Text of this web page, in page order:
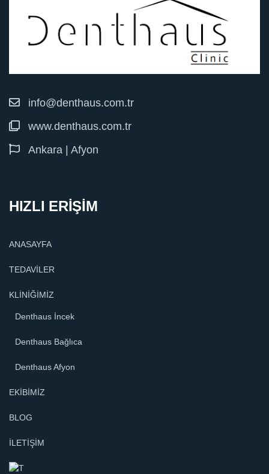
info@denthaus.com.tr
www.denthaus.com.tr
Ankara | Afyon
HIZLI ERİŞİM
ANASAYFA
TEDAVİLER
KLİNİĞİMİZ
Denthaus İncek
Denthaus Bağlıca
Denthaus Afyon
EKİBİMİZ
BLOG
İLETİŞİM